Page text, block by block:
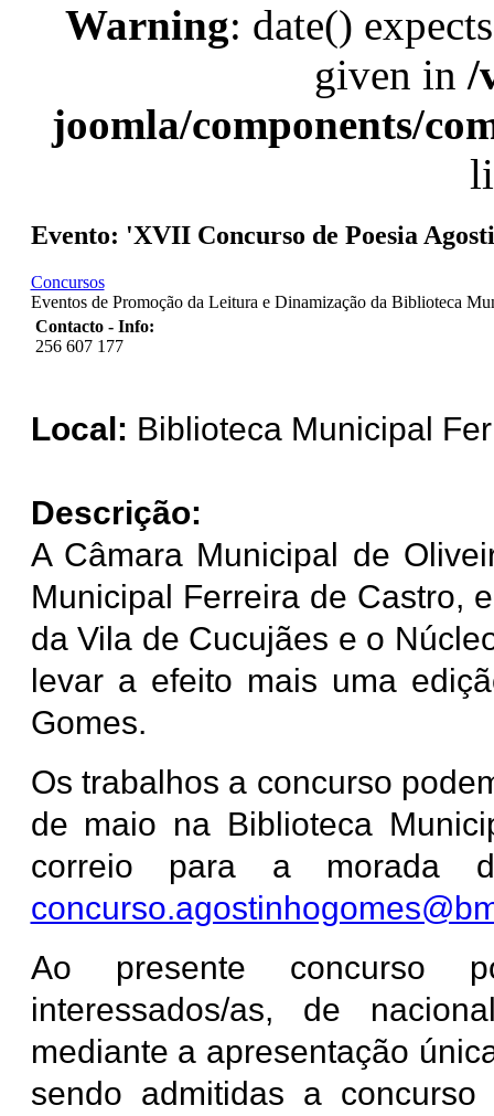
Warning: date()
given in /
joomla/components/
Evento: 'XVII Concurso de Poesia
Concursos
Eventos de Promoção da Leitura e Dinamização da Biblioteca
Contacto - Info:
256 607 177
Local: Biblioteca Municipal
Descrição:
A Câmara Municipal de
Municipal Ferreira de Castro,
da Vila de Cucujães e o
levar a efeito mais uma
Gomes.
Os trabalhos a concurso
de maio na Biblioteca
correio para a morada
Ao presente concurso
interessados/as, de
mediante a apresentação
sendo admitidas a